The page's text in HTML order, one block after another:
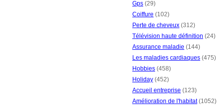
Gps (29)
Coiffure (102)
Perte de cheveux (312)
Télévision haute définition (24)
Assurance maladie (144)
Les maladies cardiaques (475)
Hobbies (458)
Holiday (452)
Accueil entreprise (123)
Amélioration de l'habitat(1052)